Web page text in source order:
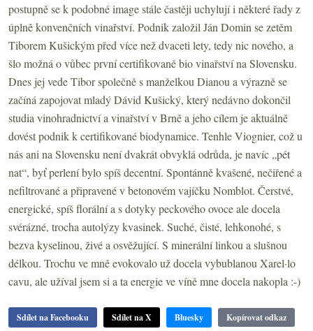
postupně se k podobné image stále častěji uchylují i některé řady z
úplně konvenčních vinařství. Podnik založil Ján Domin se zetěm
Tiborem Kušickým před více než dvaceti lety, tedy nic nového, a
šlo možná o vůbec první certifikovaně bio vinařství na Slovensku.
Dnes jej vede Tibor společně s manželkou Dianou a výrazně se
začíná zapojovat mladý Dávid Kušický, který nedávno dokončil
studia vinohradnictví a vinařství v Brně a jeho cílem je aktuálně
dovést podnik k certifikované biodynamice. Tenhle Viognier, což u
nás ani na Slovensku není dvakrát obvyklá odrůda, je navíc „pét
nat“, byť perlení bylo spíš decentní. Spontánně kvašené, nečiřené a
nefiltrované a připravené v betonovém vajíčku Nomblot. Čerstvé,
energické, spíš florální a s dotyky peckového ovoce ale docela
svérázné, trocha autolýzy kvasinek. Suché, čisté, lehkonohé, s
bezva kyselinou, živé a osvěžující. S minerální linkou a slušnou
délkou. Trochu ve mně evokovalo už docela vybublanou Xarel·lo
cavu, ale užíval jsem si a ta energie ve víně mne docela nakopla :-)
Sdílet na Facebooku Sdílet na X Bluesky Kopírovat odkaz